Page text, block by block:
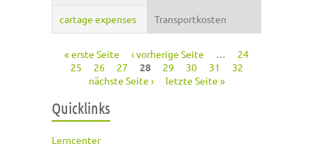
cartage expenses Transportkosten
Seiten
« erste Seite ‹ vorherige Seite …
24
25
26 27 28 29 30 31
32
nächste Seite ›
letzte Seite »
Quicklinks
Lerncenter